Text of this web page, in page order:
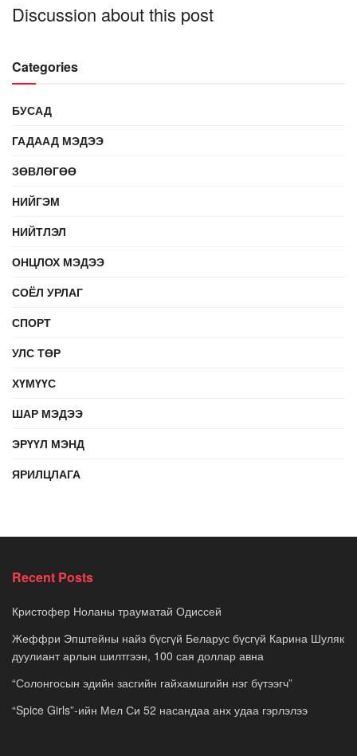
Discussion about this post
Categories
БУСАД
ГАДААД МЭДЭЭ
ЗӨВЛӨГӨӨ
НИЙГЭМ
НИЙТЛЭЛ
ОНЦЛОХ МЭДЭЭ
СОЁЛ УРЛАГ
СПОРТ
УЛС ТӨР
ХҮМҮҮС
ШАР МЭДЭЭ
ЭРҮҮЛ МЭНД
ЯРИЛЦЛАГА
Recent Posts
Кристофер Ноланы трауматай Одиссей
Жеффри Эпштейны найз бүсгүй Беларус бүсгүй Карина Шуляк
дуулиант арлын шилтгээн, 100 сая доллар авна
“Солонгосын эдийн засгийн гайхамшгийн нэг бүтээгч”
“Spice Girls”-ийн Мел Си 52 насандаа анх удаа гэрлэлээ